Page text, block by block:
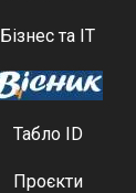
Бізнес та ІТ
Табло ID
Проєкти